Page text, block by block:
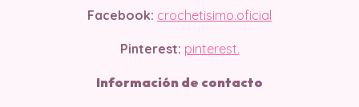
Facebook: crochetisimo.oficial
Pinterest: pinterest.
Información de contacto